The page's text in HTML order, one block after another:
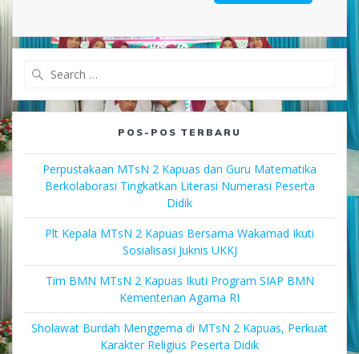
POS-POS TERBARU
Perpustakaan MTsN 2 Kapuas dan Guru Matematika
Berkolaborasi Tingkatkan Literasi Numerasi Peserta
Didik
Plt Kepala MTsN 2 Kapuas Bersama Wakamad Ikuti
Sosialisasi Juknis UKKJ
Tim BMN MTsN 2 Kapuas Ikuti Program SIAP BMN
Kementerian Agama RI
Sholawat Burdah Menggema di MTsN 2 Kapuas, Perkuat
Karakter Religius Peserta Didik